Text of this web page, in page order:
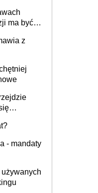
ma być
z
- mandaty